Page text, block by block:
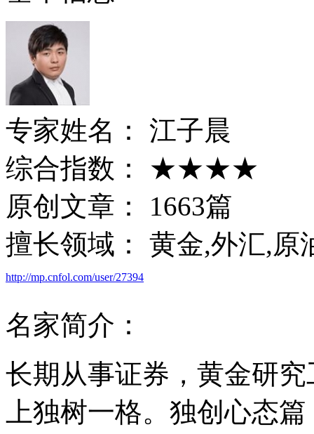
专家姓名：
江子晨
综合指数：
★★★★
原创文章：
1663篇
擅长领域：
黄金,外汇,原
http://mp.cnfol.com/user/27394
名家简介：
长期从事证券，黄金研
上独树一格。独创心态